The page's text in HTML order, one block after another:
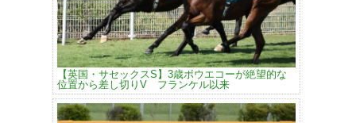
【英国・サセックスS】3歳ボウエコーが絶望的な
位置から差し切りV フランケル以来